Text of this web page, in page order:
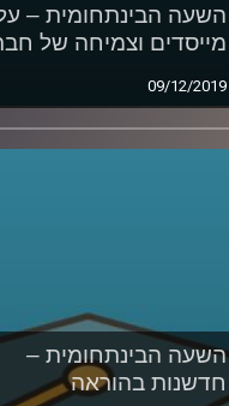
השעה הבינתחומית –
מייסדים וצמיחה של
09/12/2019
השעה הבינתחומית –
חדשנות בהוראה